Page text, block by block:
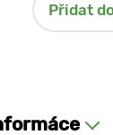
Přidat